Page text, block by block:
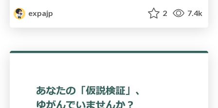
expajp
2 7.4k